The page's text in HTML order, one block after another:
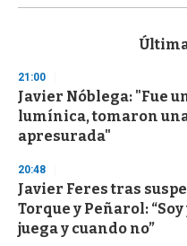
s
d
s
o
f
3
s
e
c
o
n
d
21:00
Javier Nóblega: "Fue
lumínica, tomaron
apresurada"
20:48
Javier Feres tras
Torque y Peñarol:
juega y cuando no”